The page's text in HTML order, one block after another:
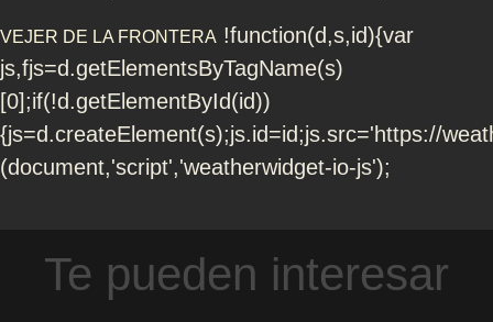
VEJER DE LA FRONTERA !function(d,s,id){var
js,fjs=d.getElementsByTagName(s)
[0];if(!d.getElementById(id))
{js=d.createElement(s);js.id=id;js.src='https://
(document,'script','weatherwidget-io-js');
Te pueden interesar